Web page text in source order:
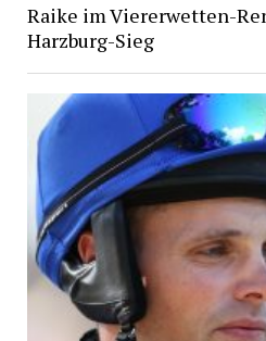
Raike im Viererwetten-
Harzburg-Sieg